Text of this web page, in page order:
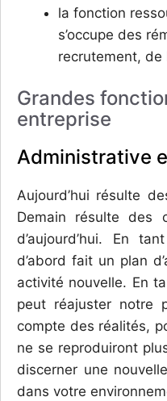
la fonction
s’occupe des
recrutement,
Grandes
entreprise
Administrative
Aujourd’hui résulte
Demain résulte des
d’aujourd’hui. En
d’abord fait un plan
activité nouvelle. En
peut réajuster notre
compte des réalités,
ne se reproduiront
discerner une
dans votre